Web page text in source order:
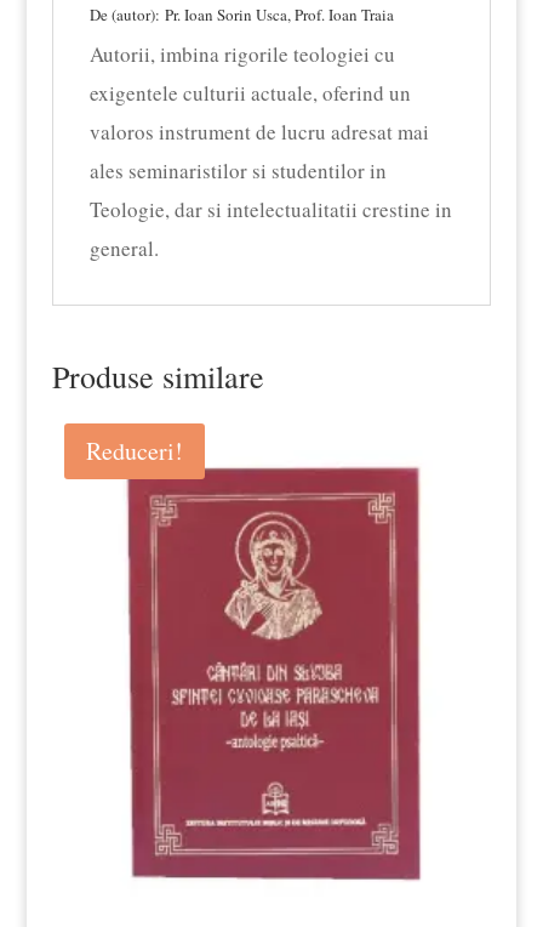
De (autor): Pr. Ioan Sorin Usca, Prof. Ioan Traia
Autorii, imbina rigorile teologiei cu
exigentele culturii actuale, oferind un
valoros instrument de lucru adresat mai
ales seminaristilor si studentilor in
Teologie, dar si intelectualitatii crestine in
general.
Produse similare
Reduceri!